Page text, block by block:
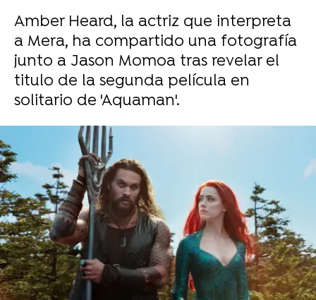
Amber Heard, la actriz que interpreta
a Mera, ha compartido una fotografía
junto a Jason Momoa tras revelar el
titulo de la segunda película en
solitario de 'Aquaman'.